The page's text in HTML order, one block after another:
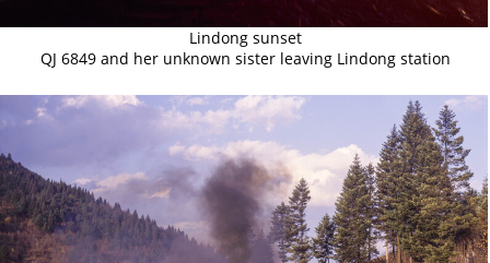
Lindong sunset
QJ 6849 and her unknown sister leaving Lindong station